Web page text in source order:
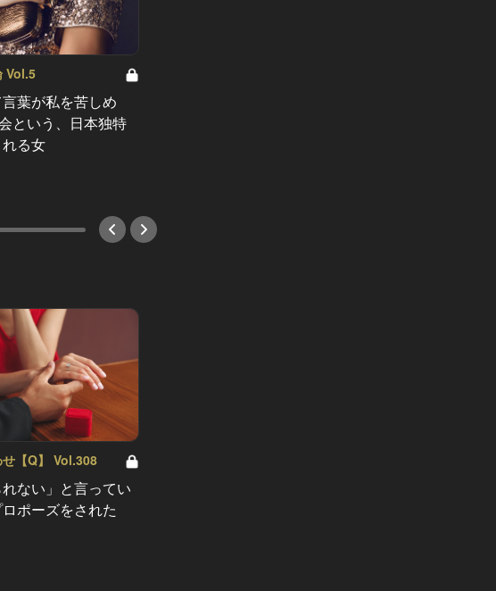
Vol.5
言葉が私を苦しめ
という、日本独特
る女
【Q】 Vol.308
れない」と言ってい
ポーズをされた